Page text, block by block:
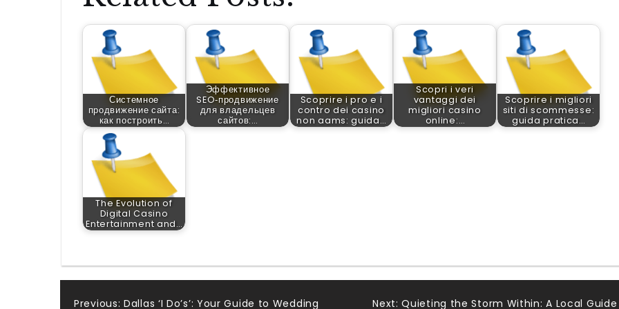
Системное
продвижение сайта:
как построить…
Эффективное
SEO‑продвижение
для владельцев
сайтов:…
Scoprire i pro e i
contro dei casino
non aams: guida…
Scopri i veri
vantaggi dei
migliori casino
online:…
Scoprire i migliori
siti di scommesse:
guida pratica…
The Evolution of
Digital Casino
Entertainment and…
Previous: Dallas ‘I Do’s’: Your Guide to Wedding Next: Quieting the Storm Within: A Local